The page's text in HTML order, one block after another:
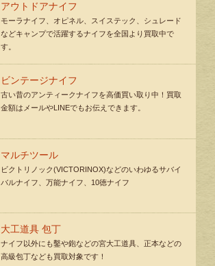
アウトドアナイフ
モーラナイフ、オピネル、スイステック、シュレード
などキャンプで活躍するナイフを全国より買取中で
す。
ビンテージナイフ
古い昔のアンティークナイフを高価買い取り中！買取
金額はメールやLINEでもお伝えできます。
マルチツール
ビクトリノック(VICTORINOX)などのいわゆるサバイ
バルナイフ、万能ナイフ、10徳ナイフ
大工道具 包丁
ナイフ以外にも鑿や鉋などの宮大工道具、正本などの
高級包丁なども買取対象です！